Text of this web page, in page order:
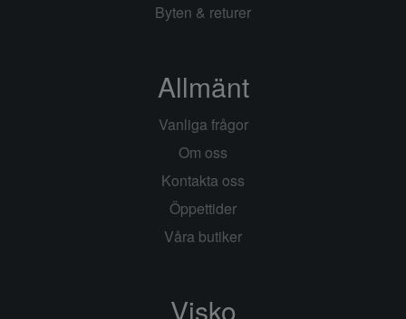
Byten & returer
Allmänt
Vanliga frågor
Om oss
Kontakta oss
Öppettider
Våra butiker
Visko